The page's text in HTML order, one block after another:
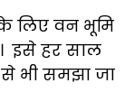
लिए वन भूमि
इसे हर साल
भी समझा जा